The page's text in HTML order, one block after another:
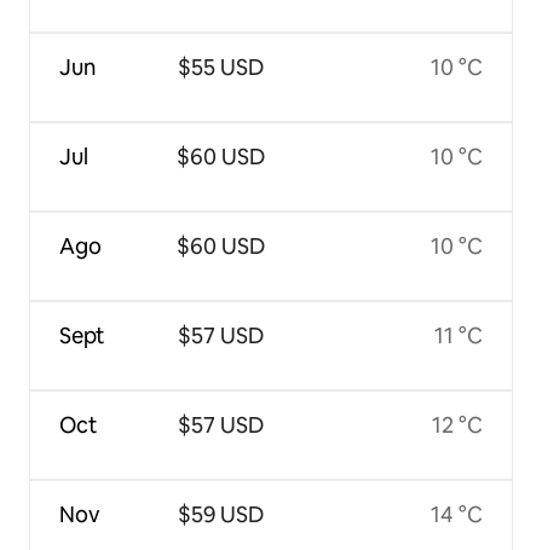
Jun
Jul
Ago
Sept
Oct
Nov
$55 USD
$60 USD
$60 USD
$57 USD
$57 USD
$59 USD
10 °C
10 °C
10 °C
11 °C
12 °C
14 °C